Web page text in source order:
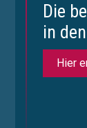
Die
in
Hier